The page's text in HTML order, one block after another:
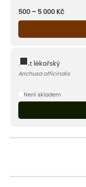
500 – 5 000 Kč
Pilát lékařský
Anchusa officinalis
Není skladem